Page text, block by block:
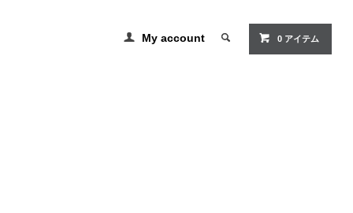
My account 0 アイテム